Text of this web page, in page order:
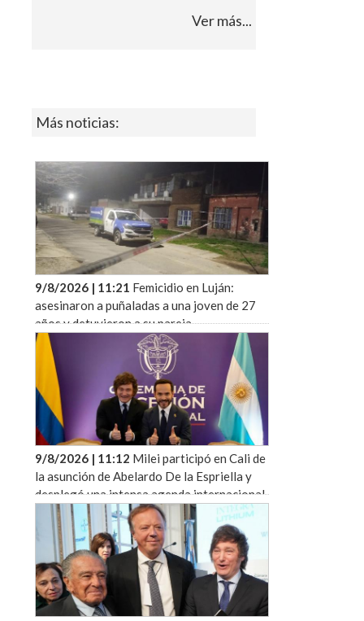
Ver más...
Más noticias:
9/8/2026 | 11:21 Femicidio en Luján:
asesinaron a puñaladas a una joven de 27
años y detuvieron a su pareja
9/8/2026 | 11:12 Milei participó en Cali de
la asunción de Abelardo De la Espriella y
desplegó una intensa agenda internacional